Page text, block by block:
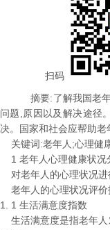
扫码
摘要:了解我国老年
问题,原因以及解决途径
决。国家和社会应帮助老
关键词:老年人;心理健
1 老年人心理健康状况
对老年人的心理状况进
老年人的心理状况评价
1. 1 生活满意度指数
生活满意度是指老年人